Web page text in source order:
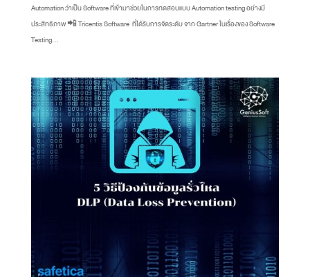
Automation ว่าเป็น Software ที่เข้ามาช่วยในการทดสอบแบบ Automation testing อย่างมี
ประสิทธิภาพ 📲 Tricentis Software ที่ได้รับการจัดระดับ จาก Gartner ในเรื่องของ Software
Testing...